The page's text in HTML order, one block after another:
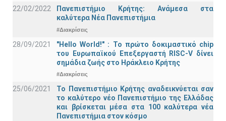
22/02/2022
Πανεπιστήμιο Κρήτης: Ανάμεσα στα
καλύτερα Νέα Πανεπιστήμια
#Διακρίσεις
28/09/2021
"Hello World!" : Το πρώτο δοκιμαστικό chip
του Ευρωπαϊκού Επεξεργαστή RISC-V δίνει
σημάδια ζωής στο Ηράκλειο Κρήτης
#Διακρίσεις
25/06/2021
Το Πανεπιστήμιο Κρήτης αναδεικνύεται σαν
το καλύτερο νέο Πανεπιστήμιο της Ελλάδας
και βρίσκεται μέσα στα 100 καλύτερα νέα
Πανεπιστήμια στον κόσμο